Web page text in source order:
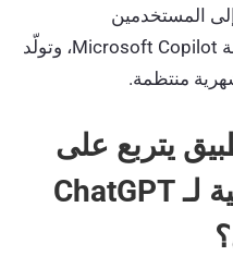
المستخدمين
المستفيدين من التقنية عبر مظلة Microsoft Copilot، وتولّد
منتظمة.
يتربع على
رأس الحصة السوقية لـ ChatGPT